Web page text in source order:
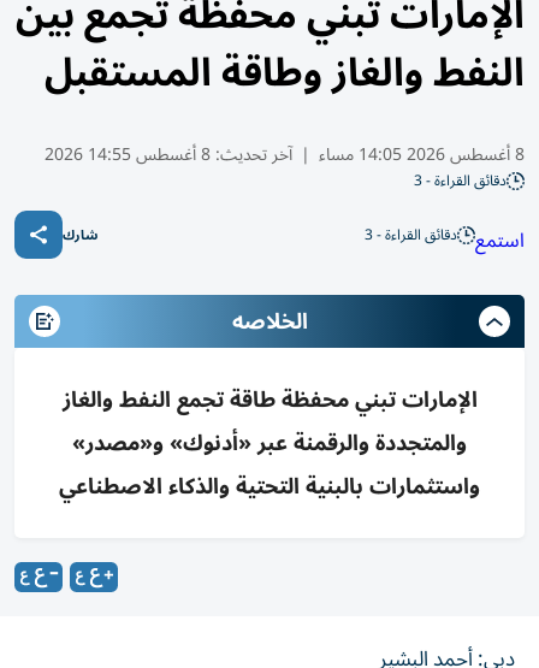
النفط والغاز وطاقة المستقبل
8 أغسطس 2026 14:05 مساء | آخر تحديث:8 أغسطس 14:55 2026
دقائق القراءة - 3
استمع دقائق القراءة - 3 شارك
الخلاصه
الإمارات تبني محفظة طاقة تجمع النفط والغاز
والمتجددة والرقمنة عبر «أدنوك» و«مصدر»
واستثمارات بالبنية التحتية والذكاء الاصطناعي